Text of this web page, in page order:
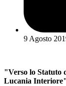
9 Agosto
"Verso lo Statuto
Lucania Interiore"